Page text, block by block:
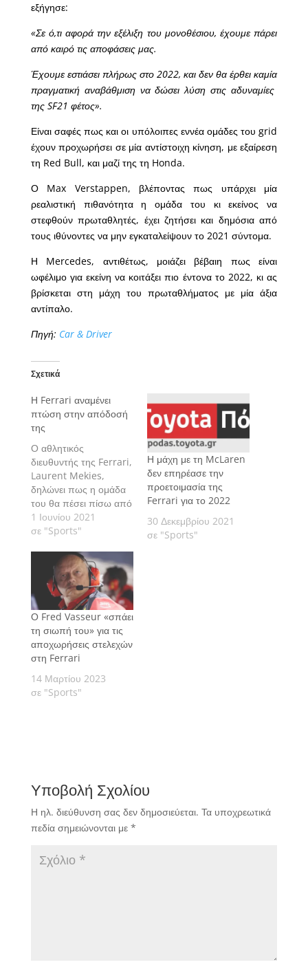
εξήγησε:
«Σε ό,τι αφορά την εξέλιξη του μονοθέσιου, έχουμε πάρει
από καιρό τις αποφάσεις μας.
Έχουμε εστιάσει πλήρως στο 2022, και δεν θα έρθει καμία
πραγματική αναβάθμιση να δώσει λύση στις αδυναμίες
της SF21 φέτος».
Είναι σαφές πως και οι υπόλοιπες εννέα ομάδες του grid
έχουν προχωρήσει σε μία αντίστοιχη κίνηση, με εξαίρεση
τη Red Bull, και μαζί της τη Honda.
Ο Max Verstappen, βλέποντας πως υπάρχει μία
ρεαλιστική πιθανότητα η ομάδα του κι εκείνος να
στεφθούν πρωταθλητές, έχει ζητήσει και δημόσια από
τους ιθύνοντες να μην εγκαταλείψουν το 2021 σύντομα.
Η Mercedes, αντιθέτως, μοιάζει βέβαιη πως είναι
ωφέλιμο για εκείνη να κοιτάξει πιο έντονα το 2022, κι ας
βρίσκεται στη μάχη του πρωταθλήματος με μία άξια
αντίπαλο.
Πηγή: Car & Driver
Σχετικά
Η Ferrari αναμένει
πτώση στην απόδοσή
της
Ο αθλητικός
διευθυντής της Ferrari,
Laurent Mekies,
δηλώνει πως η ομάδα
του θα πέσει πίσω από
τη McLaren σε
απόδοση, χάρη στα
σιρκουί που
ακολουθούν στο
πρόγραμμα.
1 Ιουνίου 2021
σε "Sports"
Η μάχη με τη McLaren
δεν επηρέασε την
προετοιμασία της
Ferrari για το 2022
30 Δεκεμβρίου 2021
σε "Sports"
Ο Fred Vasseur «σπάει
τη σιωπή του» για τις
αποχωρήσεις στελεχών
στη Ferrari
14 Μαρτίου 2023
σε "Sports"
Υποβολή Σχολίου
Η ηλ. διεύθυνση σας δεν δημοσιεύεται. Τα υποχρεωτικά
πεδία σημειώνονται με *